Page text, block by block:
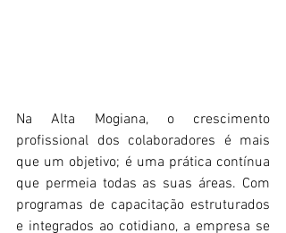
Na Alta Mogiana, o crescimento
profissional dos colaboradores é mais
que um objetivo; é uma prática contínua
que permeia todas as suas áreas. Com
programas de capacitação estruturados
e integrados ao cotidiano, a empresa se